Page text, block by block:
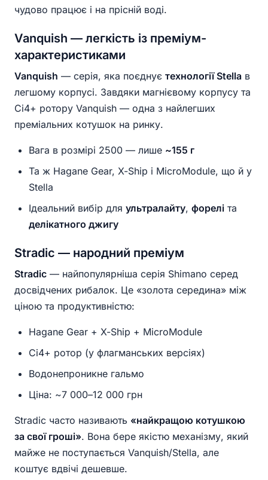
чудово працює і на прісній воді.
Vanquish — легкість із преміум-
характеристиками
Vanquish — серія, яка поєднує технології Stella в
легшому корпусі. Завдяки магнієвому корпусу та
Ci4+ ротору Vanquish — одна з найлегших
преміальних котушок на ринку.
Вага в розмірі 2500 — лише ~155 г
Та ж Hagane Gear, X-Ship і MicroModule, що й у
Stella
Ідеальний вибір для ультралайту, форелі та
делікатного джигу
Stradic — народний преміум
Stradic — найпопулярніша серія Shimano серед
досвідчених рибалок. Це «золота середина» між
ціною та продуктивністю:
Hagane Gear + X-Ship + MicroModule
Ci4+ ротор (у флагманських версіях)
Водонепроникне гальмо
Ціна: ~7 000–12 000 грн
Stradic часто називають «найкращою котушкою
за свої гроші». Вона бере якістю механізму, який
майже не поступається Vanquish/Stella, але
коштує вдвічі дешевше.